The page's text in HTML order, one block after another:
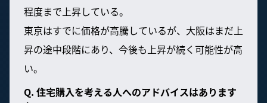
程度まで上昇している。
東京はすでに価格が高騰しているが、大阪はまだ上
昇の途中段階にあり、今後も上昇が続く可能性が高
い。
Q. 住宅購入を考える人へのアドバイスはあります